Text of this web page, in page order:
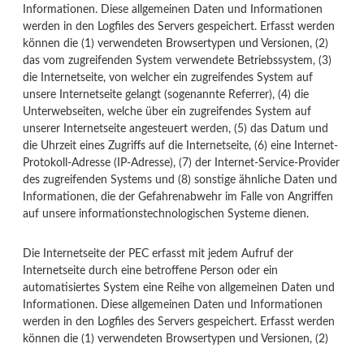
Informationen. Diese allgemeinen Daten und Informationen
werden in den Logfiles des Servers gespeichert. Erfasst werden
können die (1) verwendeten Browsertypen und Versionen, (2)
das vom zugreifenden System verwendete Betriebssystem, (3)
die Internetseite, von welcher ein zugreifendes System auf
unsere Internetseite gelangt (sogenannte Referrer), (4) die
Unterwebseiten, welche über ein zugreifendes System auf
unserer Internetseite angesteuert werden, (5) das Datum und
die Uhrzeit eines Zugriffs auf die Internetseite, (6) eine Internet-
Protokoll-Adresse (IP-Adresse), (7) der Internet-Service-Provider
des zugreifenden Systems und (8) sonstige ähnliche Daten und
Informationen, die der Gefahrenabwehr im Falle von Angriffen
auf unsere informationstechnologischen Systeme dienen.
Die Internetseite der PEC erfasst mit jedem Aufruf der
Internetseite durch eine betroffene Person oder ein
automatisiertes System eine Reihe von allgemeinen Daten und
Informationen. Diese allgemeinen Daten und Informationen
werden in den Logfiles des Servers gespeichert. Erfasst werden
können die (1) verwendeten Browsertypen und Versionen, (2)